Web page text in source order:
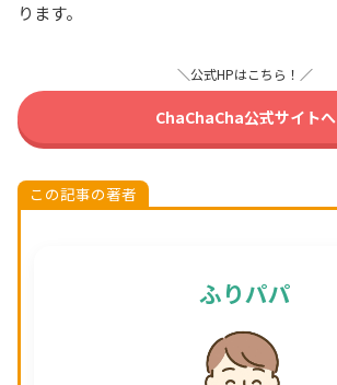
ります。
＼公式HPはこちら！／
ChaChaCha公式サイトへ
この記事の著者
ふりパパ